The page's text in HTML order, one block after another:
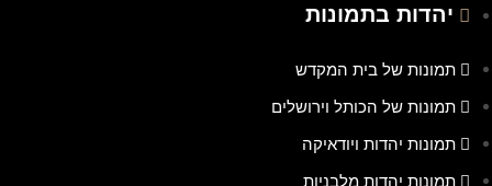
יהדות בתמונות
תמונות של בית המקדש
תמונות של הכותל וירושלים
תמונות יהדות ויודאיקה
תמונות יהדות מלבניות